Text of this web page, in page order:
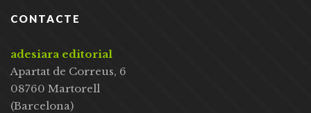
CONTACTE
adesiara editorial
Apartat de Correus, 6
08760 Martorell
(Barcelona)